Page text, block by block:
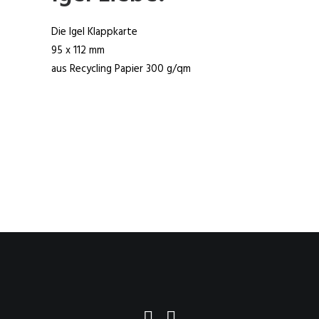
Die Igel Klappkarte
95 x 112 mm
aus Recycling Papier 300 g/qm